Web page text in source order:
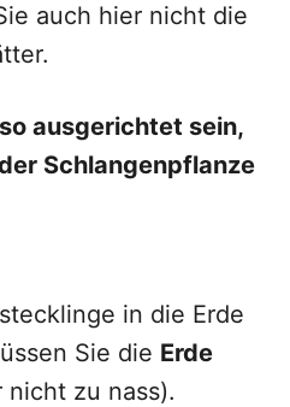
auch hier nicht die
ausgerichtet sein,
Schlangenpflanze
in die Erde
Sie die Erde
nicht zu nass).